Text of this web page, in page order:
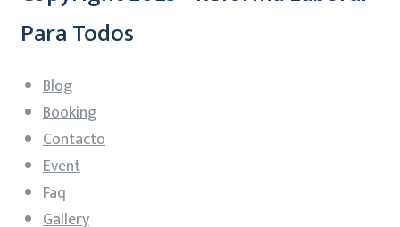
Para Todos
Blog
Booking
Contacto
Event
Faq
Gallery